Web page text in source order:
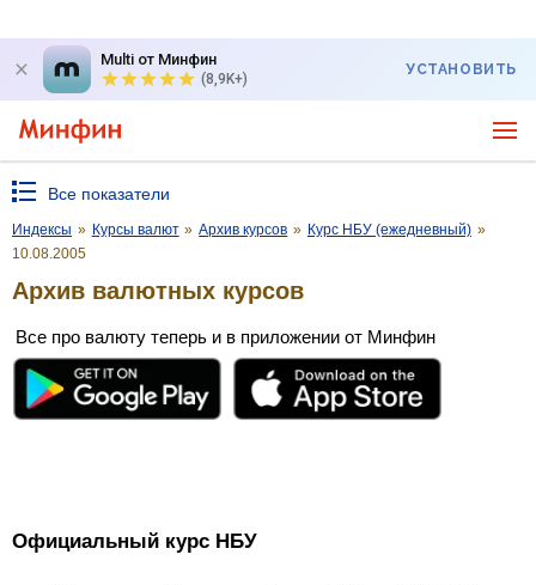
Multi от Минфин
(8,9K+)
УСТАНОВИТЬ
Все показатели
Индексы » Курсы валют » Архив курсов » Курс НБУ (ежедневный) »
10.08.2005
Архив валютных курсов
Все про валюту теперь и в приложении от Минфин
Официальный курс НБУ